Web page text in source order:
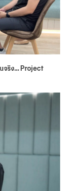
นจริง… Project